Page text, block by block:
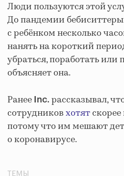
Люди пользуются этой
До пандемии
с ребёнком несколько
нанять на короткий
убраться, поработать или
объясняет она.
Ранее Inc. рассказывал,
сотрудниковхотятскорее
потому что им мешают
о коронавирусе.
ТЕМЫ